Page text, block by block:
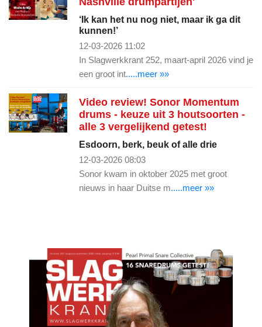
‘Ik kan het nu nog niet, maar ik ga dit
kunnen!’
12-03-2026 11:02
In Slagwerkkrant 252, maart-april 2026 vind je
een groot int.....meer »»
Video review! Sonor Momentum
drums - keuze uit 3 houtsoorten -
alle 3 vergelijkend getest!
Esdoorn, berk, beuk of alle drie
12-03-2026 08:03
Sonor kwam in oktober 2025 met groot
nieuws in haar Duitse m.....meer »»